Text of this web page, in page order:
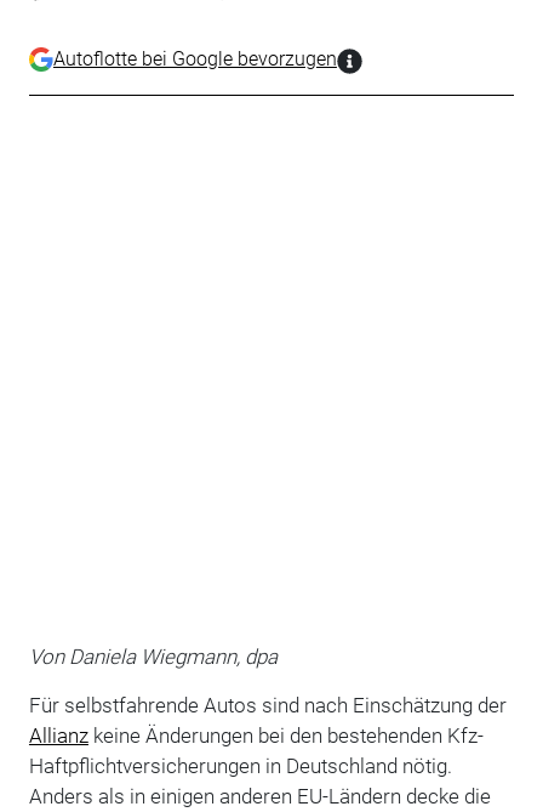
Autoflotte bei Google bevorzugen
Von Daniela Wiegmann, dpa
Für selbstfahrende Autos sind nach Einschätzung der
Allianzkeine Änderungen bei den bestehenden Kfz-
Haftpflichtversicherungen in Deutschland nötig.
Anders als in einigen anderen EU-Ländern decke die